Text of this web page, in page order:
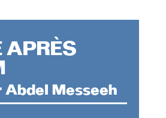
APRÈS
Abdel Messeeh